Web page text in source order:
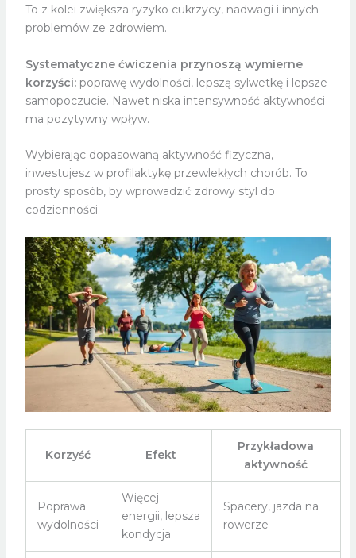
To z kolei zwiększa ryzyko cukrzycy, nadwagi i innych
problemów ze zdrowiem.
Systematyczne ćwiczenia przynoszą wymierne
korzyści:poprawę wydolności, lepszą sylwetkę i lepsze
samopoczucie. Nawet niska intensywność aktywności
ma pozytywny wpływ.
Wybierając dopasowaną aktywność fizyczna,
inwestujesz w profilaktykę przewlekłych chorób. To
prosty sposób, by wprowadzić zdrowy styl do
codzienności.
Korzyść Efekt
Przykładowa
aktywność
Poprawa
wydolności
Więcej
energii, lepsza
kondycja
Spacery, jazda na
rowerze